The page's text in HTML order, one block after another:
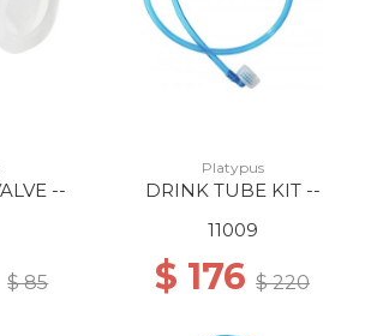
--
$ 85
Platypus
DRINK TUBE KIT --
11009
$ 176$ 220